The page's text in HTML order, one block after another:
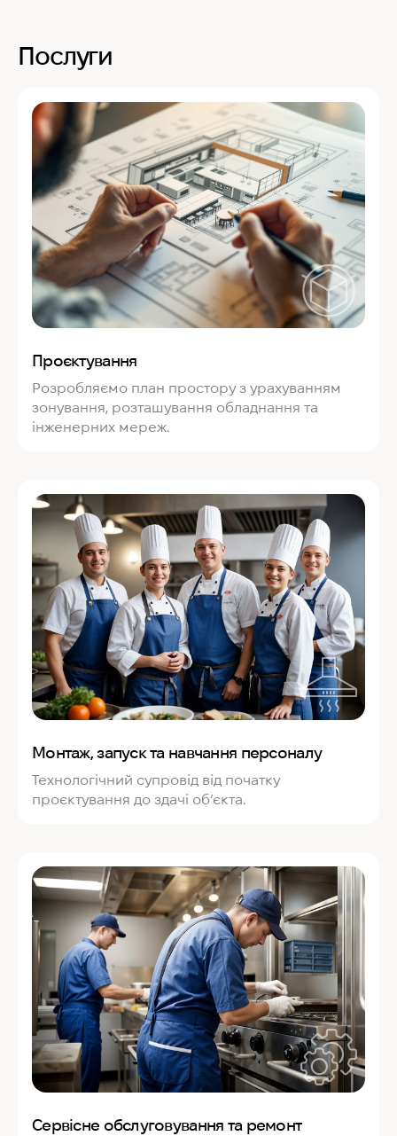
Послуги
Проєктування
Розробляємо план простору з урахуванням
зонування, розташування обладнання та
інженерних мереж.
Монтаж, запуск та навчання персоналу
Технологічний супровід від початку
проєктування до здачі об’єкта.
Сервісне обслуговування та ремонт